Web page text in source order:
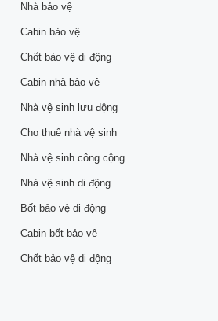
Nhà bảo vệ
Cabin bảo vệ
Chốt bảo vệ di động
Cabin nhà bảo vệ
Nhà vệ sinh lưu động
Cho thuê nhà vệ sinh
Nhà vệ sinh công cộng
Nhà vệ sinh di động
Bốt bảo vệ di động
Cabin bốt bảo vệ
Chốt bảo vệ di động